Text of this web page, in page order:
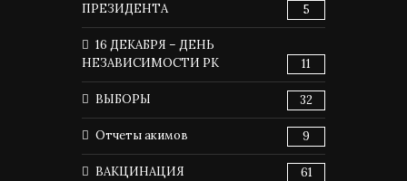
ПРЕЗИДЕНТА
5
16 ДЕКАБРЯ – ДЕНЬ
НЕЗАВИСИМОСТИ РК
11
ВЫБОРЫ 32
Отчеты акимов 9
ВАКЦИНАЦИЯ 61